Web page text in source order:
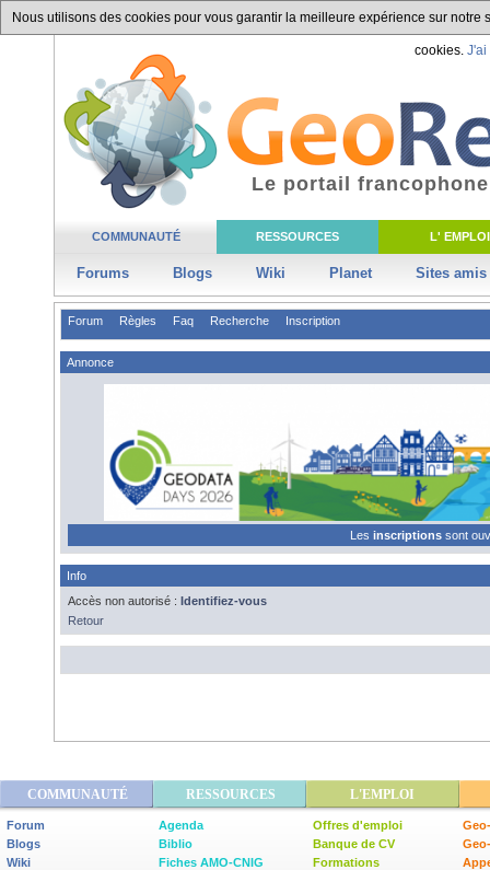
Nous utilisons des cookies pour vous garantir la meilleure expérience sur
cookies. J'ai
COMMUNAUTÉ RESSOURCES L' EMPLOI
Forums Blogs Wiki Planet Sites amis
Le portail
Forum Règles Faq Recherche Inscription
Annonce
Les inscriptions sont
Info
Accès non autorisé : Identifiez-vous
Retour
COMMUNAUTÉ RESSOURCES L'EMPLOI
Forum
Blogs
Wiki
Agenda
Biblio
Fiches AMO-CNIG
Offres d'emploi
Banque de CV
Formations